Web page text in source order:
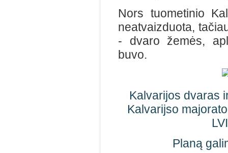
Nors tuometinio
neatvaizduota,
- dvaro žemės,
buvo.
Kalvarijos dvaras
Kalvarijso
Planą